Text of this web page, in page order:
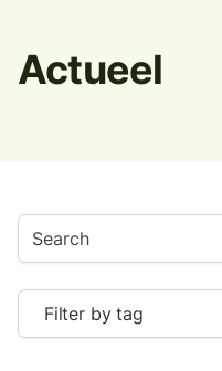
Actueel
Filter by tag